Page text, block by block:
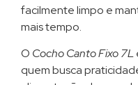
facilmente limpo e
mais tempo.
O Cocho Canto Fixo 7L
quem busca